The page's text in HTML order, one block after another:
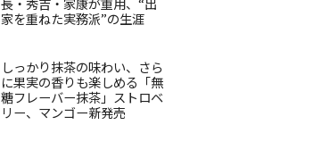
家を重ねた実務派”の生涯
しっかり抹茶の味わい、さら
に果実の香りも楽しめる「無
糖フレーバー抹茶」ストロベ
リー、マンゴー新発売